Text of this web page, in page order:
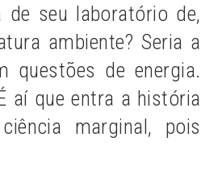
de seu laboratório de,
ambiente? Seria a
questões de energia.
aí que entra a história
marginal, pois